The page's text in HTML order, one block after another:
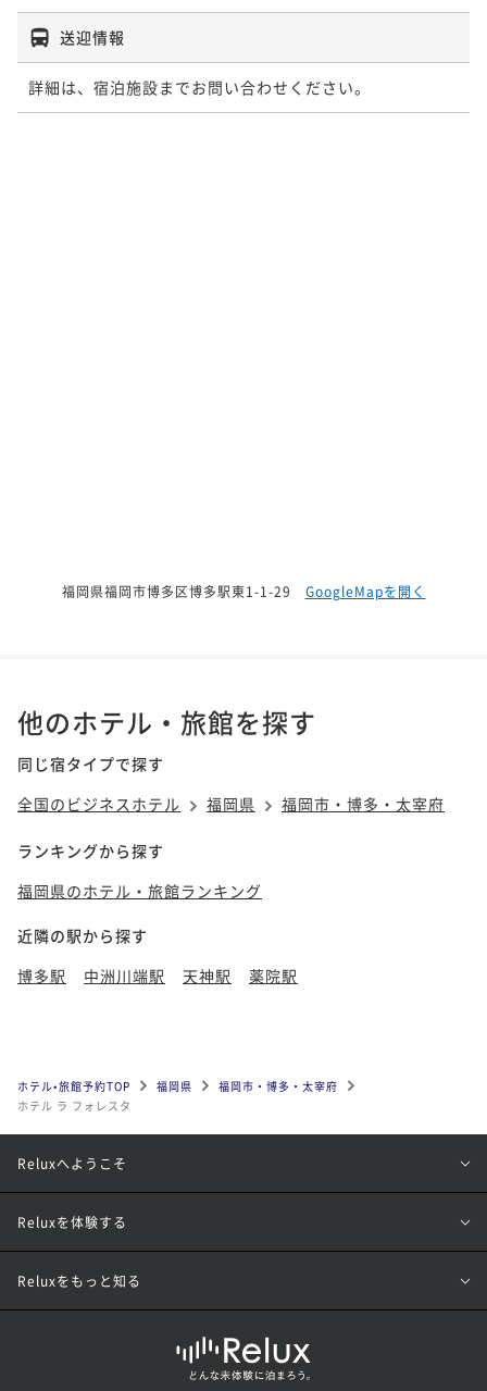
送迎情報
詳細は、宿泊施設までお問い合わせください。
福岡県福岡市博多区博多駅東1-1-29 GoogleMapを開く
他のホテル・旅館を探す
同じ宿タイプで探す
全国のビジネスホテル
福岡県 福岡市・博多・太宰府
ランキングから探す
福岡県のホテル・旅館ランキング
近隣の駅から探す
博多駅
中洲川端駅 天神駅 薬院駅
ホテル•旅館予約TOP 福岡県
福岡市・博多・太宰府
ホテル ラ フォレスタ
Reluxへようこそ
Reluxを体験する
Reluxをもっと知る